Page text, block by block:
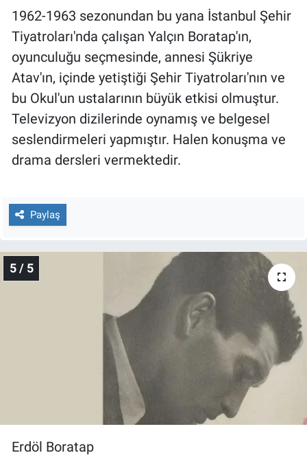
1962-1963 sezonundan bu yana İstanbul Şehir
Tiyatroları'nda çalışan Yalçın Boratap'ın,
oyunculuğu seçmesinde, annesi Şükriye
Atav'ın, içinde yetiştiği Şehir Tiyatroları'nın ve
bu Okul'un ustalarının büyük etkisi olmuştur.
Televizyon dizilerinde oynamış ve belgesel
seslendirmeleri yapmıştır. Halen konuşma ve
drama dersleri vermektedir.
Paylaş
5 / 5
Erdöl Boratap